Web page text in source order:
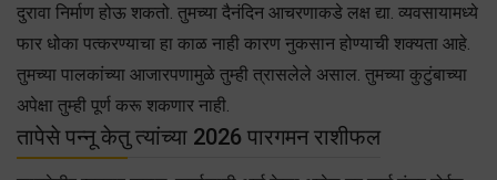
दुरावा निर्माण होऊ शकतो. तुमच्या दैनंदिन आचरणाकडे लक्ष द्या. व्यवसायामध्ये
फार धोका पत्करण्याचा हा काळ नाही कारण नुकसान होण्याची शक्यता आहे.
तुमच्या पालकांच्या आजारपणामुळे तुम्ही त्रासलेले असाल. तुमच्या कुटुंबाच्या
अपेक्षा तुम्ही पूर्ण करू शकणार नाही.
तापेसे पन्नू केतु त्यांच्या 2026 पारगमन राशीफल